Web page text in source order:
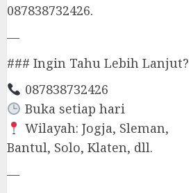
087838732426.
—
### Ingin Tahu Lebih Lanjut?
087838732426
Buka setiap hari
Wilayah: Jogja, Sleman,
Bantul, Solo, Klaten, dll.
—